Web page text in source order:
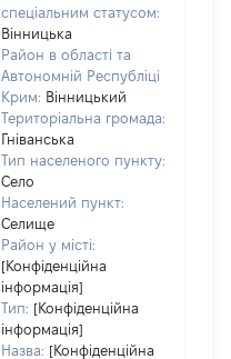
спеціальним статусом:
Вінницька
Район в області та
Автономній Республіці
Крим: Вінницький
Територіальна громада:
Гніванська
Тип населеного пункту:
Село
Населений пункт:
Селище
Район у місті:
[Конфіденційна
інформація]
Тип: [Конфіденційна
інформація]
Назва: [Конфіденційна